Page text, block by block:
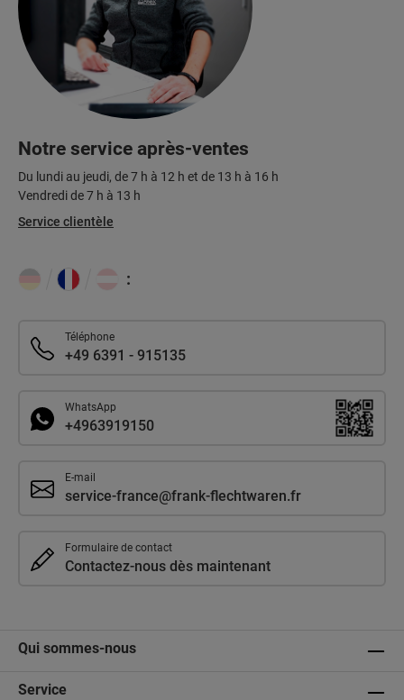
Notre service après-ventes
Du lundi au jeudi, de 7 h à 12 h et de 13 h à 16 h
Vendredi de 7 h à 13 h
Service clientèle
:
Téléphone
+49 6391 - 915135
WhatsApp
+4963919150
E-mail
service-france@frank-flechtwaren.fr
Formulaire de contact
Contactez-nous dès maintenant
Qui sommes-nous
Service